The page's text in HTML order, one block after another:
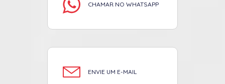
CHAMAR NO WHATSAPP
ENVIE UM E-MAIL